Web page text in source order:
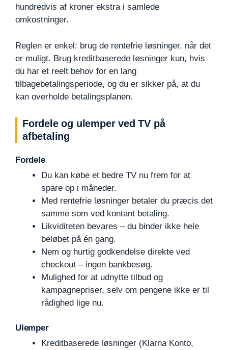
hundredvis af kroner ekstra i samlede
omkostninger.
Reglen er enkel: brug de rentefrie løsninger, når det
er muligt. Brug kreditbaserede løsninger kun, hvis
du har et reelt behov for en lang
tilbagebetalingsperiode, og du er sikker på, at du
kan overholde betalingsplanen.
Fordele og ulemper ved TV på
afbetaling
Fordele
Du kan købe et bedre TV nu frem for at
spare op i måneder.
Med rentefrie løsninger betaler du præcis det
samme som ved kontant betaling.
Likviditeten bevares – du binder ikke hele
beløbet på én gang.
Nem og hurtig godkendelse direkte ved
checkout – ingen bankbesøg.
Mulighed for at udnytte tilbud og
kampagnepriser, selv om pengene ikke er til
rådighed lige nu.
Ulemper
Kreditbaserede løsninger (Klarna Konto,